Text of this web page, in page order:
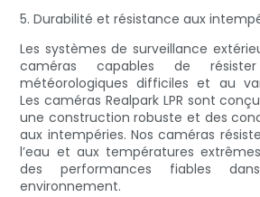
5. Durabilité et résistance aux
Les systèmes de surveillance
caméras capables de
météorologiques difficiles et au
Les caméras Realpark LPR sont
une construction robuste et des
aux intempéries. Nos caméras
l’eau et aux températures
des performances fiables
environnement.